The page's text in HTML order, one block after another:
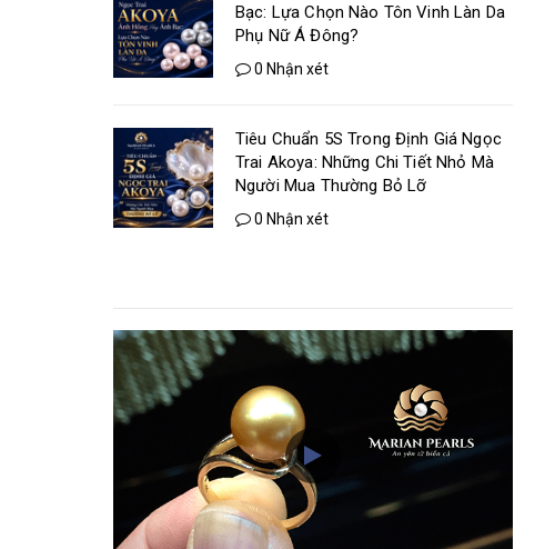
Bạc: Lựa Chọn Nào Tôn Vinh Làn Da
Phụ Nữ Á Đông?
0 Nhận xét
Tiêu Chuẩn 5S Trong Định Giá Ngọc
Trai Akoya: Những Chi Tiết Nhỏ Mà
Người Mua Thường Bỏ Lỡ
0 Nhận xét